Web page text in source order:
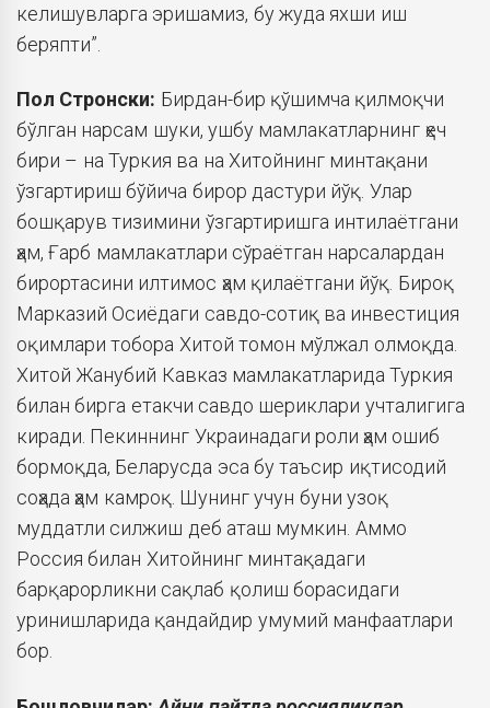
келишувларга эришамиз, бу жуда яхши иш
беряпти”.
Пол Стронски: Бирдан-бир қўшимча қилмоқчи
бўлган нарсам шуки, ушбу мамлакатларнинг ҳеч
бири – на Туркия ва на Хитойнинг минтақани
ўзгартириш бўйича бирор дастури йўқ. Улар
бошқарув тизимини ўзгартиришга интилаётгани
ҳам, Ғарб мамлакатлари сўраётган нарсалардан
бирортасини илтимос ҳам қилаётгани йўқ. Бироқ
Марказий Осиёдаги савдо-сотиқ ва инвестиция
оқимлари тобора Хитой томон мўлжал олмоқда.
Хитой Жанубий Кавказ мамлакатларида Туркия
билан бирга етакчи савдо шериклари учталигига
киради. Пекиннинг Украинадаги роли ҳам ошиб
бормоқда, Беларусда эса бу таъсир иқтисодий
соҳада ҳам камроқ. Шунинг учун буни узоқ
муддатли силжиш деб аташ мумкин. Аммо
Россия билан Хитойнинг минтақадаги
барқарорликни сақлаб қолиш борасидаги
уринишларида қандайдир умумий манфаатлари
бор.